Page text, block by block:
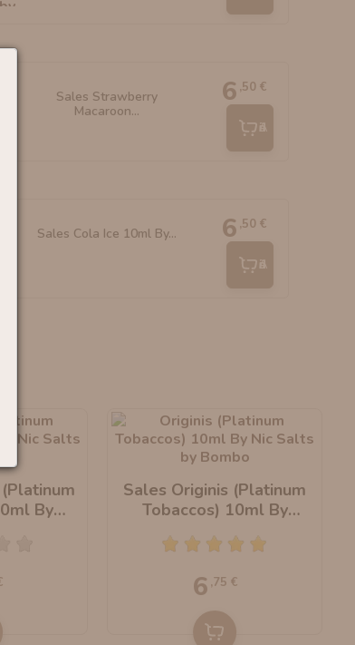
Sales Strawberry
Macaroon...
6 ,50 €
Añadir
Sales Cola Ice 10ml By... 6 ,50 €
Añadir
By
Sales Originis (Platinum
Tobaccos) 10ml By
6 ,75 €